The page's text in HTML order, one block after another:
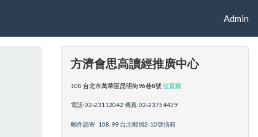
Admin
方濟會思高讀經推廣中心
108 台北市萬華區昆明街96巷8號位置圖
電話:02-23112042 傳真:02-23754439
郵件請寄: 108-99 台北郵局2-10號信箱